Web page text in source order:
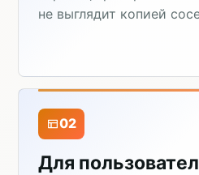
не выглядит копией
02
Для